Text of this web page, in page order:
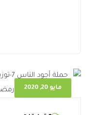
مايو 20, 2020